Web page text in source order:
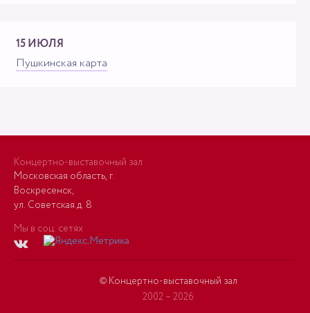
15 ИЮЛЯ
Пушкинская карта
Концертно-выставочный зал
Московская область, г.
Воскресенск,
ул. Советская д. 8
Мы в соц. сетях
© Концертно-выставочный зал
2002 – 2026